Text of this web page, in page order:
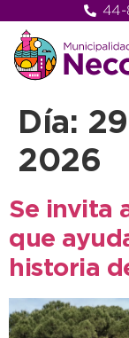
44-
Día:
2026
Se invita
que
historia